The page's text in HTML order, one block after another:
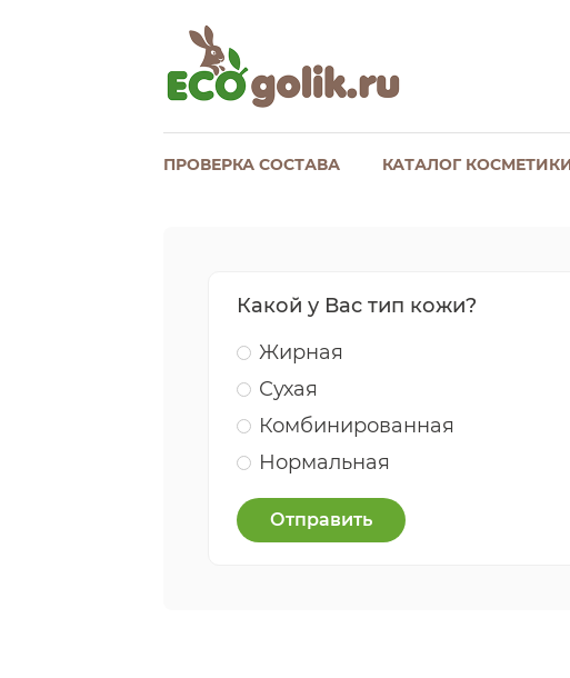
ПРОВЕРКА СОСТАВА КАТАЛОГ
Какой у Вас тип кожи?
Жирная
Сухая
Комбинированная
Нормальная
Отправить